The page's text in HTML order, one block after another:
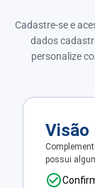
Cadastre-se e
dados
personalize
Visão
possui